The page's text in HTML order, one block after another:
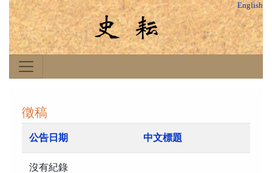
English
徵稿
公告日期 中文標題
沒有紀錄